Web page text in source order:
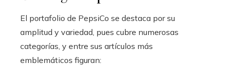
El portafolio de PepsiCo se destaca por su
amplitud y variedad, pues cubre numerosas
categorías, y entre sus artículos más
emblemáticos figuran: